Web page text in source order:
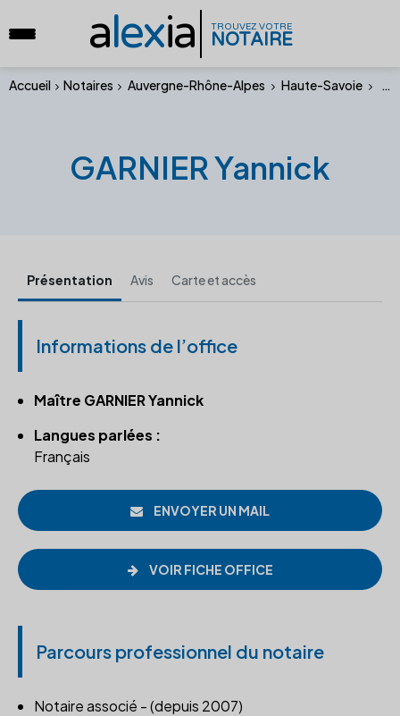
alexia TROUVEZ VOTRE
NOTAIRE
Accueil Notaires Auvergne-Rhône-Alpes Haute-Savoie
GARNIER Yannick
Présentation Avis Carte et accès
Informations de l’office
Maître GARNIER Yannick
Langues parlées :
Français
ENVOYER UN MAIL
VOIR FICHE OFFICE
Parcours professionnel du notaire
Notaire associé - (depuis 2007)